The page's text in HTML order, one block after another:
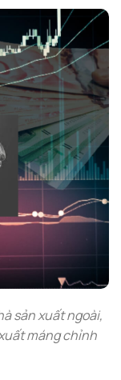
sản xuất ngoài,
máng chỉnh